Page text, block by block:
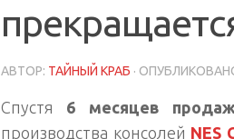
АВТОР: ТАЙНЫЙ КРАБ ·
Спустя 6 месяцев
производства консолей NES